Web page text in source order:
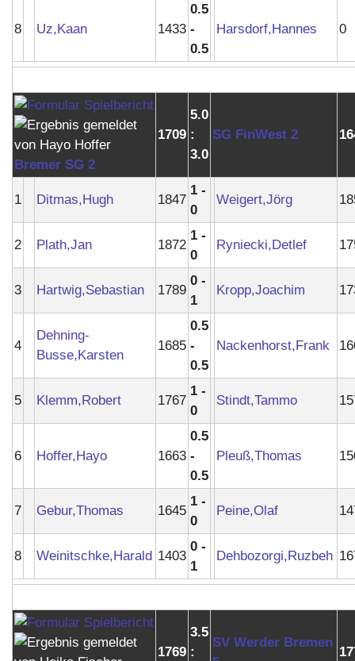
8 Uz,Kaan 1433
0.5
-
0.5
Harsdorf,Hannes 0
Bremer SG 2
1709
5.0
:
3.0
SG FinWest 2
1 Ditmas,Hugh 1847
1 -
0
Weigert,Jörg
2 Plath,Jan 1872
1 -
0
Ryniecki,Detlef
3 Hartwig,Sebastian 1789
0 -
1
Kropp,Joachim
4
Dehning-
Busse,Karsten
1685
0.5
-
0.5
Nackenhorst,Frank
5 Klemm,Robert 1767
1 -
0
Stindt,Tammo
6 Hoffer,Hayo 1663
0.5
-
0.5
Pleuß,Thomas
7 Gebur,Thomas 1645
1 -
0
Peine,Olaf
8 Weinitschke,Harald 1403
0 -
1
Dehbozorgi,Ruzbeh
1769
3.5
:
SV Werder Bremen